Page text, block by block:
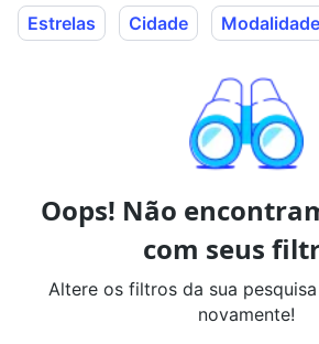
Estrelas
Cidade Modalidade
Oops! Não
com seus
Altere os filtros da sua
novamente!